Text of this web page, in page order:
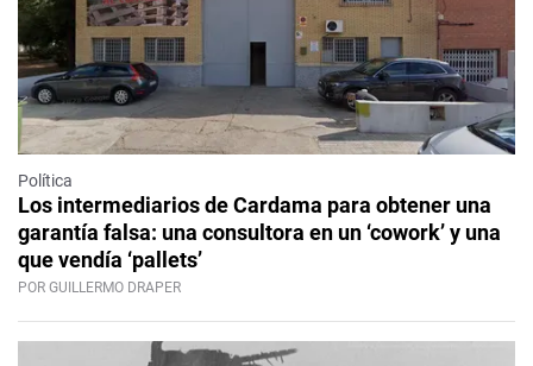
Política
Los intermediarios de Cardama para obtener una
garantía falsa: una consultora en un ‘cowork’ y una
que vendía ‘pallets’
POR GUILLERMO DRAPER